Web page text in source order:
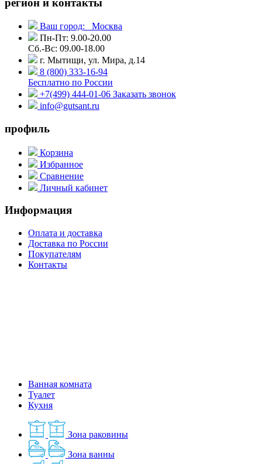
Ваш город:
Москва
Пн-Пт: 9.00-20.00
Сб.-Вс: 09.00-18.00
г. Мытищи, ул. Мира, д.14
8 (800) 333-16-94
Бесплатно по России
+7(499) 444-01-06 Заказать звонок
info@gutsant.ru
профиль
Корзина
Избранное
Сравнение
Личный кабинет
Информация
Оплата и доставка
Доставка по России
Покупателям
Контакты
Ванная комната
Туалет
Кухня
Зона раковины
Зона ванны